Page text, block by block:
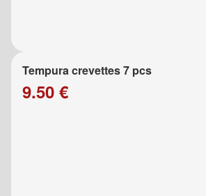
Tempura crevettes 7 pcs
9.50 €